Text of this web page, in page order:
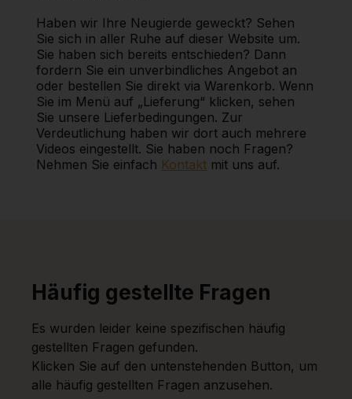
Haben wir Ihre Neugierde geweckt? Sehen
Sie sich in aller Ruhe auf dieser Website um.
Sie haben sich bereits entschieden? Dann
fordern Sie ein unverbindliches Angebot an
oder bestellen Sie direkt via Warenkorb. Wenn
Sie im Menü auf „Lieferung“ klicken, sehen
Sie unsere Lieferbedingungen. Zur
Verdeutlichung haben wir dort auch mehrere
Videos eingestellt. Sie haben noch Fragen?
Nehmen Sie einfach Kontakt mit uns auf.
Häufig gestellte Fragen
Es wurden leider keine spezifischen häufig
gestellten Fragen gefunden.
Klicken Sie auf den untenstehenden Button, um
alle häufig gestellten Fragen anzusehen.